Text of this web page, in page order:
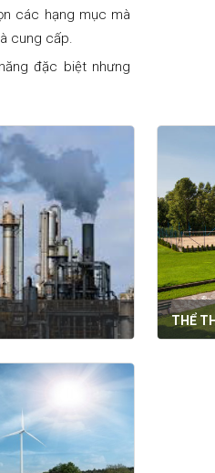
các hạng mục mà
cung cấp.
đặc biệt nhưng
THỂ